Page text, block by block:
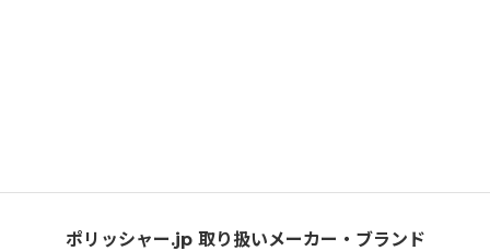
ポリッシャー.jp 取り扱いメーカー・ブランド